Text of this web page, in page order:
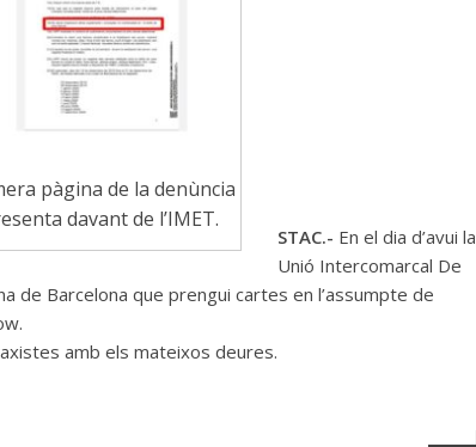
pàgina de la denùncia
davant de l’IMET.
STAC.- En el dia d’avui la
Unió Intercomarcal De
de Barcelona que prengui cartes en l’assumpte de
amb els mateixos deures.